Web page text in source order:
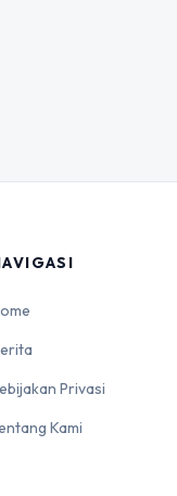
Privasi
Kami